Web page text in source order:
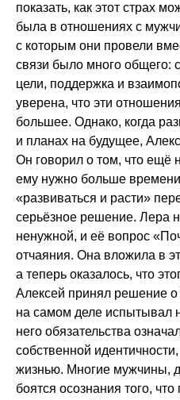
показать, как этот страх
была в отношениях с
с которым они провели
связи было много общего:
цели, поддержка и
уверена, что эти
большее. Однако, когда
и планах на будущее,
Он говорил о том, что ещё
ему нужно больше
«развиваться и расти»
серьёзное решение. Лера
ненужной, и её вопрос
отчаяния. Она вложила в
а теперь оказалось, что
Алексей принял решение
на самом деле испытывал
него обязательства
собственной
жизнью. Многие мужчины,
боятся осознания того,